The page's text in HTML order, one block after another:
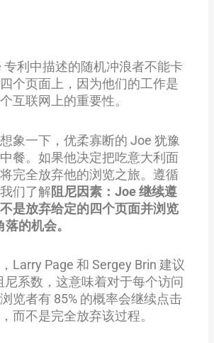
专利中描述的随机冲浪者不能卡
个页面上，因为他们的工作是
互联网上的重要性。
象一下，优柔寡断的 Joe 犹豫
餐。如果他决定把吃意大利面
完全放弃他的浏览之旅。遵循
们了解阻尼因素：Joe 继续遵
是放弃给定的四个页面并浏览
的机会。
Larry Page 和 Sergey Brin 建议
尼系数，这意味着对于每个访问
览者有 85% 的概率会继续点击
而不是完全放弃该过程。